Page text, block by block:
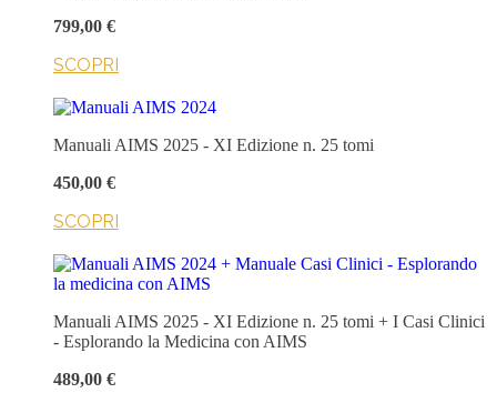
799,00 €
SCOPRI
Manuali AIMS 2025 - XI Edizione n. 25 tomi
450,00 €
SCOPRI
Manuali AIMS 2025 - XI Edizione n. 25 tomi + I Casi Clinici
- Esplorando la Medicina con AIMS
489,00 €